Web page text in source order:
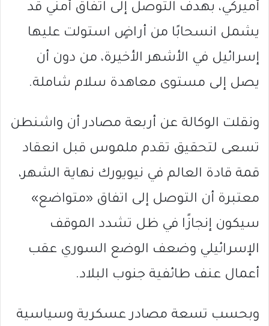
أميركي، بهدف التوصل إلى اتفاق أمني قد
يشمل انسحابًا من أراضٍ استولت عليها
إسرائيل في الأشهر الأخيرة، من دون أن
يصل إلى مستوى معاهدة سلام شاملة.
ونقلت الوكالة عن أربعة مصادر أن واشنطن
تسعى لتحقيق تقدم ملموس قبل انعقاد
قمة قادة العالم في نيويورك نهاية الشهر،
معتبرة أن التوصل إلى اتفاق «متواضع»
سيكون إنجازًا في ظل تشدد الموقف
الإسرائيلي وضعف الوضع السوري عقب
أعمال عنف طائفية جنوب البلاد.
وبحسب تسعة مصادر عسكرية وسياسية